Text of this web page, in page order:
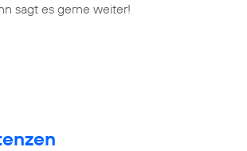
sagt es gerne weiter!